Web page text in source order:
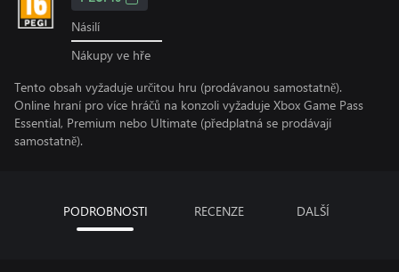
Násilí
Nákupy ve hře
Tento obsah vyžaduje určitou hru (prodávanou samostatně).
Online hraní pro více hráčů na konzoli vyžaduje Xbox Game Pass
Essential, Premium nebo Ultimate (předplatná se prodávají
samostatně).
PODROBNOSTI RECENZE DALŠÍ